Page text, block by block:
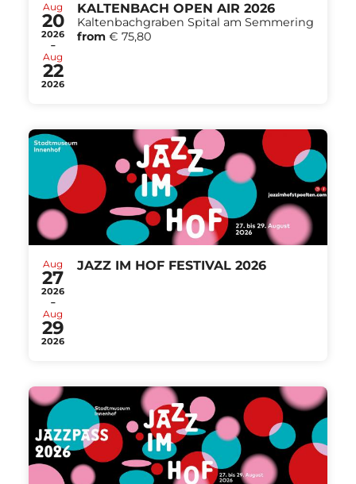
Aug
20
2026
-
Aug
22
2026
KALTENBACH OPEN AIR 2026
Kaltenbachgraben Spital am Semmering
from € 75,80
Aug
27
2026
-
Aug
29
2026
JAZZ IM HOF FESTIVAL 2026